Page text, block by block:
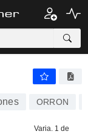
ORRON
Varia. 1 de